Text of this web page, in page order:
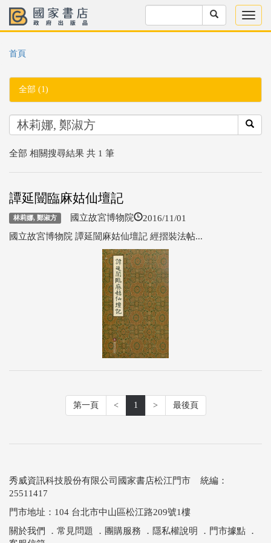
首頁
全部 (1)
全部 相關搜尋結果 共 1 筆
譚延闓臨麻姑仙壇記
林莉娜, 鄭淑方 國立故宮博物院 2016/11/01
國立故宮博物院 譚延闓麻姑仙壇記 經摺裝法帖...
第一頁 < 1 > 最後頁
秀威資訊科技股份有限公司國家書店松江門市 統編：
25511417
門市地址：104 台北市中山區松江路209號1樓
關於我們 ． 常見問題 ． 團購服務 ． 隱私權說明 ． 門市據點 ．